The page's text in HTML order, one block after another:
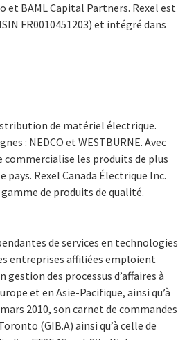
et BAML Capital Partners. Rexel est
FR0010451203) et intégré dans
de matériel électrique.
: NEDCO et WESTBURNE. Avec
commercialise les produits de plus
pays. Rexel Canada Électrique Inc.
de produits de qualité.
de services en technologies
entreprises affiliées emploient
des processus d’affaires à
et en Asie-Pacifique, ainsi qu’à
2010, son carnet de commandes
(GIB.A) ainsi qu’à celle de